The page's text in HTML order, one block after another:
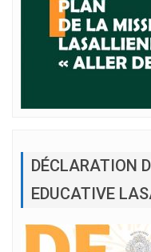
DÉCLARATION
EDUCATIVE